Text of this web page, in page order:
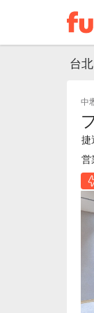
台
中
捷
営